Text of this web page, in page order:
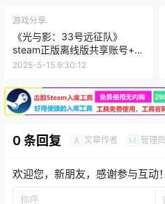
游戏分享
《光与影：33号远征队》
steam正版离线版共享账号+激
活入库游玩
2025-5-15 9:30:12
0 条回复 A 文章作者 M 管理员
欢迎您，新朋友，感谢参与互动！